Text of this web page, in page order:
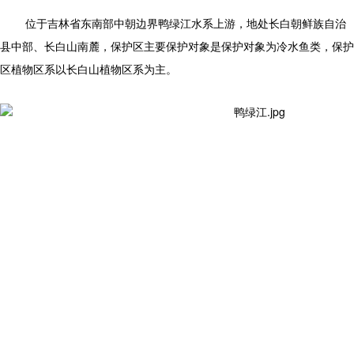
位于吉林省东南部中朝边界鸭绿江水系上游，地处长白朝鲜族自治
县中部、长白山南麓，保护区主要保护对象是保护对象为冷水鱼类，保护
区植物区系以长白山植物区系为主。